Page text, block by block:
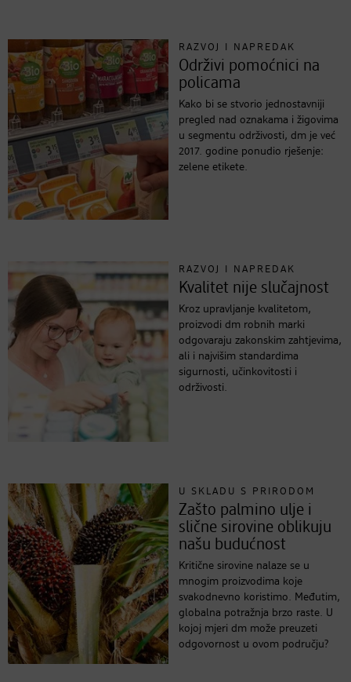
RAZVOJ I NAPREDAK
Održivi pomoćnici na
policama
Kako bi se stvorio jednostavniji
pregled nad oznakama i žigovima
u segmentu održivosti, dm je već
2017. godine ponudio rješenje:
zelene etikete.
RAZVOJ I NAPREDAK
Kvalitet nije slučajnost
Kroz upravljanje kvalitetom,
proizvodi dm robnih marki
odgovaraju zakonskim zahtjevima,
ali i najvišim standardima
sigurnosti, učinkovitosti i
održivosti.
U SKLADU S PRIRODOM
Zašto palmino ulje i
slične sirovine oblikuju
našu budućnost
Kritične sirovine nalaze se u
mnogim proizvodima koje
svakodnevno koristimo. Međutim,
globalna potražnja brzo raste. U
kojoj mjeri dm može preuzeti
odgovornost u ovom području?